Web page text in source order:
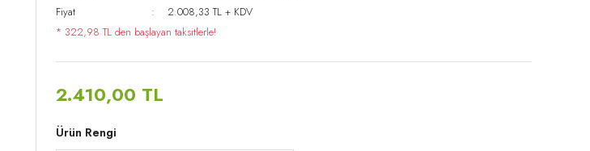
Fiyat
2.008,33 TL + KDV
* 322,98 TL den başlayan taksitlerle!
2.410,00 TL
Ürün Rengi